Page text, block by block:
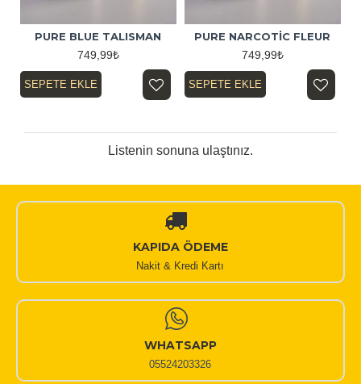
PURE BLUE TALISMAN
749,99₺
SEPETE EKLE
PURE NARCOTİC FLEUR
749,99₺
SEPETE EKLE
Listenin sonuna ulaştınız.
KAPIDA ÖDEME
Nakit & Kredi Kartı
WHATSAPP
05524203326